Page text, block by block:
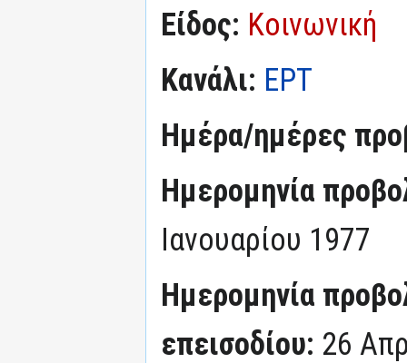
Είδος: Κοινωνική
Κανάλι: ΕΡΤ
Ημέρα/ημέρες
Ημερομηνία
Ιανουαρίου 1977
Ημερομηνία
επεισοδίου: 26